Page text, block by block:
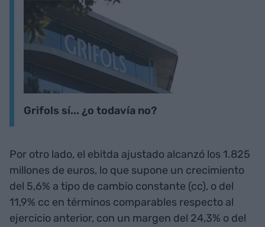
Grifols sí... ¿o todavía no?
Por otro lado, el ebitda ajustado alcanzó los 1.825
millones de euros, lo que supone un crecimiento
del 5,6% a tipo de cambio constante (cc), o del
11,9% cc en términos comparables respecto al
ejercicio anterior, con un margen del 24,3% o del